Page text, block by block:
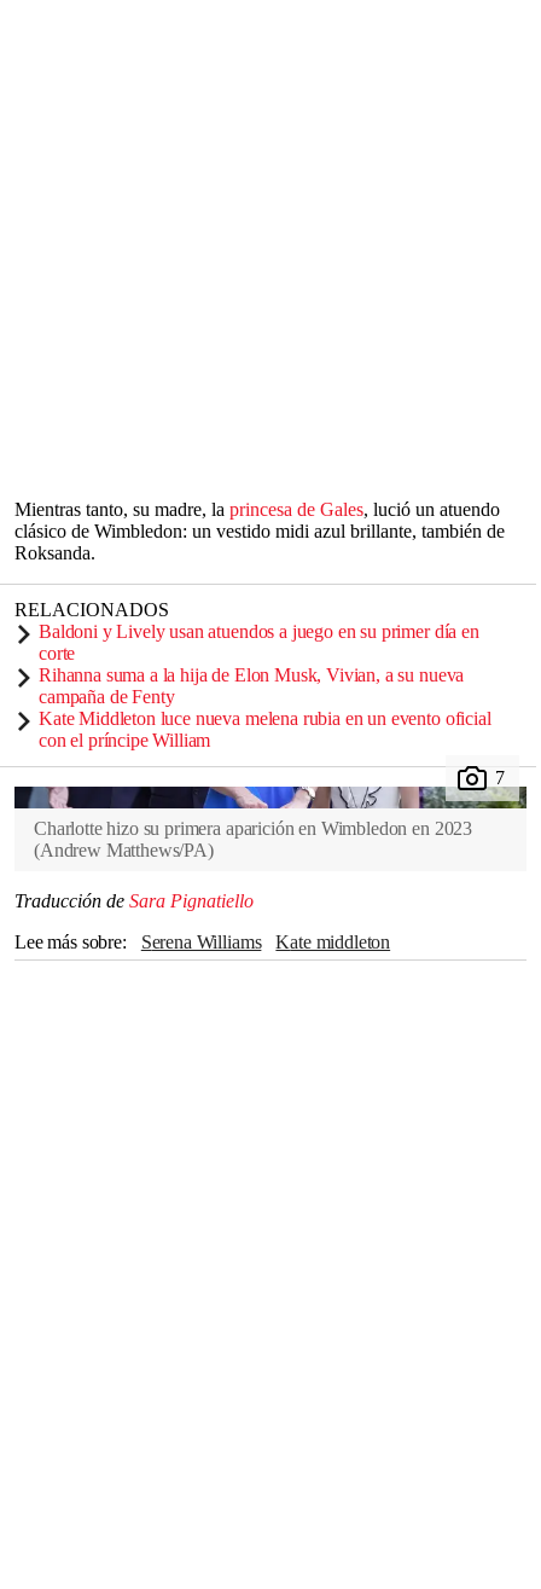
Mientras tanto, su madre, la princesa de Gales, lució un atuendo
clásico de Wimbledon: un vestido midi azul brillante, también de
Roksanda.
RELACIONADOS
Baldoni y Lively usan atuendos a juego en su primer día en
corte
Rihanna suma a la hija de Elon Musk, Vivian, a su nueva
campaña de Fenty
Kate Middleton luce nueva melena rubia en un evento oficial
con el príncipe William
Charlotte hizo su primera aparición en Wimbledon en 2023
(Andrew Matthews/PA)
Traducción de Sara Pignatiello
Lee más sobre
Serena Williams
kate middleton